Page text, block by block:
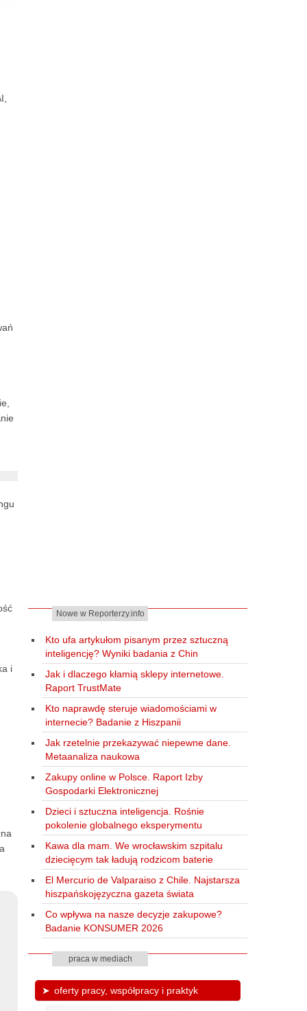
i
Nowe w Reporterzy.info
Kto ufa artykułom pisanym przez sztuczną
inteligencję? Wyniki badania z Chin
Jak i dlaczego kłamią sklepy internetowe.
Raport TrustMate
Kto naprawdę steruje wiadomościami w
internecie? Badanie z Hiszpanii
Jak rzetelnie przekazywać niepewne dane.
Metaanaliza naukowa
Zakupy online w Polsce. Raport Izby
Gospodarki Elektronicznej
Dzieci i sztuczna inteligencja. Rośnie
pokolenie globalnego eksperymentu
Kawa dla mam. We wrocławskim szpitalu
dziecięcym tak ładują rodzicom baterie
El Mercurio de Valparaiso z Chile. Najstarsza
hiszpańskojęzyczna gazeta świata
Co wpływa na nasze decyzje zakupowe?
Badanie KONSUMER 2026
praca w mediach
oferty pracy, współpracy i praktyk